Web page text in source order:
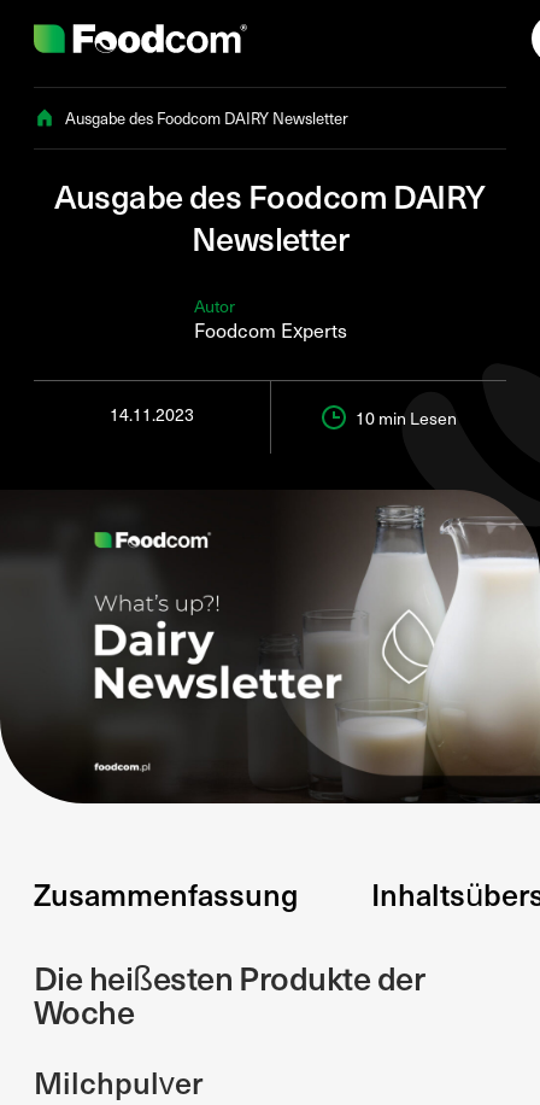
Ausgabe des Foodcom DAIRY Newsletter
Ausgabe des Foodcom DAIRY
Newsletter
Autor
Foodcom Experts
14.11.2023 10 min Lesen
Zusammenfassung
Die heißesten Produkte der
Woche
Milchpulver